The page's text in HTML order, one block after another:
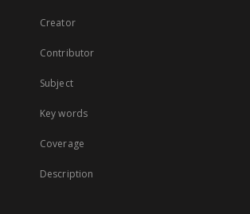
Creator
Contributor
Subject
Key words
Coverage
Description